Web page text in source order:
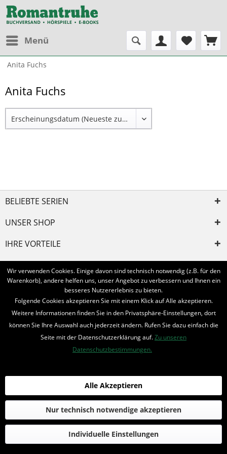
Menü
Anita Fuchs
Anita Fuchs
BELIEBTE SERIEN
UNSER SHOP
IHRE VORTEILE
INFORMIERT BLEIBEN
Bestellung widerrufen
* Alle Preise inkl. MwSt. und zzgl. Bearbeitungspauschale
© 2016-2022 Romantruhe - Buchversand, Joachim Otto
die profilschmiede - Internetagentur
Wir verwenden Cookies. Einige davon sind technisch notwendig (z.B. für den
Warenkorb), andere helfen uns, unser Angebot zu verbessern und Ihnen ein
besseres Nutzererlebnis zu bieten.
Folgende Cookies akzeptieren Sie mit einem Klick auf Alle akzeptieren.
Weitere Informationen finden Sie in den Privatsphäre-Einstellungen, dort
können Sie Ihre Auswahl auch jederzeit ändern. Rufen Sie dazu einfach die
Seite mit der Datenschutzerklärung auf.Zu unseren
Datenschutzbestimmungen.
Individuelle Einstellungen
Nur technisch notwendige akzeptieren
Alle Akzeptieren